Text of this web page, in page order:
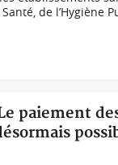
de l’Hygiène
paiement